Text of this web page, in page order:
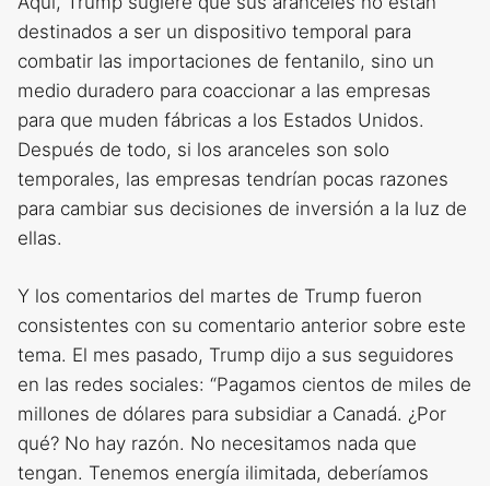
destinados a ser un dispositivo temporal para
combatir las importaciones de fentanilo, sino un
medio duradero para coaccionar a las empresas
para que muden fábricas a los Estados Unidos.
Después de todo, si los aranceles son solo
temporales, las empresas tendrían pocas razones
para cambiar sus decisiones de inversión a la luz de
ellas.
Y los comentarios del martes de Trump fueron
consistentes con su comentario anterior sobre este
tema. El mes pasado, Trump dijo a sus seguidores
en las redes sociales: “Pagamos cientos de miles de
millones de dólares para subsidiar a Canadá. ¿Por
qué? No hay razón. No necesitamos nada que
tengan. Tenemos energía ilimitada, deberíamos